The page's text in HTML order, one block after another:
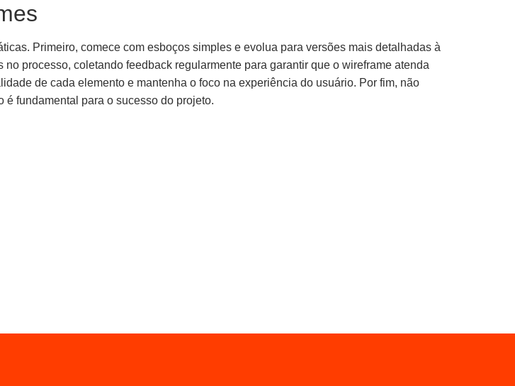
Primeiro, comece com esboços simples e evolua para versões mais detalhadas à
processo, coletando feedback regularmente para garantir que o wireframe atenda
de cada elemento e mantenha o foco na experiência do usuário. Por fim, não
fundamental para o sucesso do projeto.